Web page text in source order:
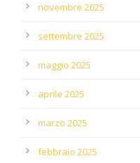
novembre 2025
settembre 2025
maggio 2025
aprile 2025
marzo 2025
febbraio 2025